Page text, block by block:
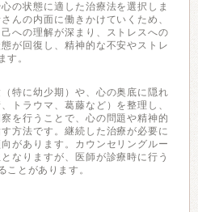
の状態に適した治療法を選択しま
んの内面に働きかけていくため、
への理解が深まり、ストレスへの
が回復し、精神的な不安やストレ
す。
特に幼少期）や、心の奥底に隠れ
トラウマ、葛藤など）を整理し、
を行うことで、心の問題や精神的
方法です。継続した治療が必要に
があります。カウンセリングルー
なりますが、医師が診療時に行う
ことがあります。